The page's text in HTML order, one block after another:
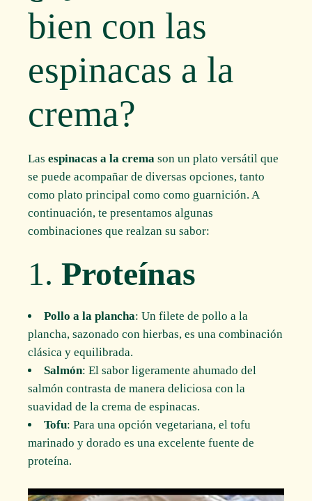
bien con las
espinacas a la
crema?
Lasespinacas a la crema son un plato versátil que
se puede acompañar de diversas opciones, tanto
como plato principal como como guarnición. A
continuación, te presentamos algunas
combinaciones que realzan su sabor:
1.Proteínas
Pollo a la plancha: Un filete de pollo a la
plancha, sazonado con hierbas, es una combinación
clásica y equilibrada.
Salmón: El sabor ligeramente ahumado del
salmón contrasta de manera deliciosa con la
suavidad de la crema de espinacas.
Tofu: Para una opción vegetariana, el tofu
marinado y dorado es una excelente fuente de
proteína.